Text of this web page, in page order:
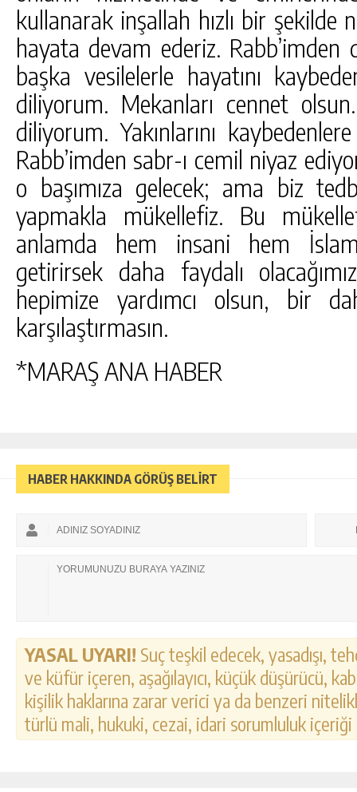
kullanarak inşallah hızlı bir şekilde
hayata devam ederiz.
başka vesilelerle hayatını
diliyorum. Mekanları cennet
diliyorum. Yakınlarını
Rabb’imden sabr-ı cemil niyaz
o başımıza gelecek; ama biz
yapmakla mükellefiz. Bu
anlamda hem insani hem
getirirsek daha faydalı
hepimize yardımcı olsun, bir
karşılaştırmasın.
*MARAŞ ANA HABER
HABER HAKKINDA GÖRÜŞ BELİRT
YASAL UYARI! Suç teşkil edecek, yasadışı,
ve küfür içeren, aşağılayıcı, küçük düşürücü,
kişilik haklarına zarar verici ya da benzeri
türlü mali, hukuki, cezai, idari sorumluluk